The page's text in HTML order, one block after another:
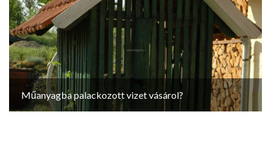
Műanyagba palackozott vizet vásárol?